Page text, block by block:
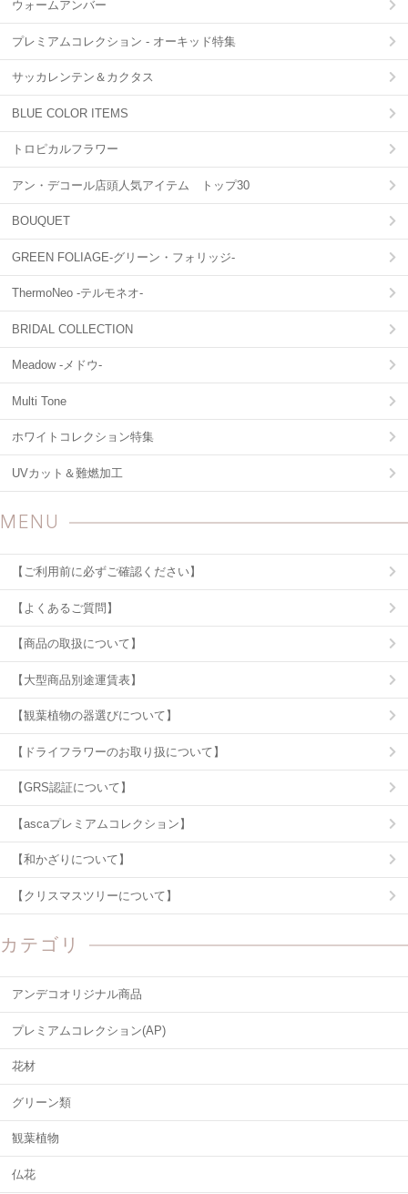
ウォームアンバー
プレミアムコレクション - オーキッド特集
サッカレンテン＆カクタス
BLUE COLOR ITEMS
トロピカルフラワー
アン・デコール店頭人気アイテム トップ30
BOUQUET
GREEN FOLIAGE-グリーン・フォリッジ-
ThermoNeo -テルモネオ-
BRIDAL COLLECTION
Meadow -メドウ-
Multi Tone
ホワイトコレクション特集
UVカット＆難燃加工
MENU
【ご利用前に必ずご確認ください】
【よくあるご質問】
【商品の取扱について】
【大型商品別途運賃表】
【観葉植物の器選びについて】
【ドライフラワーのお取り扱について】
【GRS認証について】
【ascaプレミアムコレクション】
【和かざりについて】
【クリスマスツリーについて】
カテゴリ
アンデコオリジナル商品
プレミアムコレクション(AP)
花材
グリーン類
観葉植物
仏花